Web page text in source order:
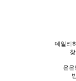
데일리
은